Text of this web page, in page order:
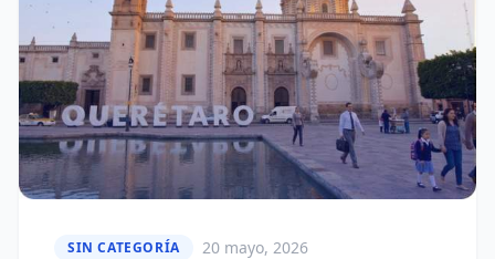
SIN CATEGORÍA 20 mayo, 2026